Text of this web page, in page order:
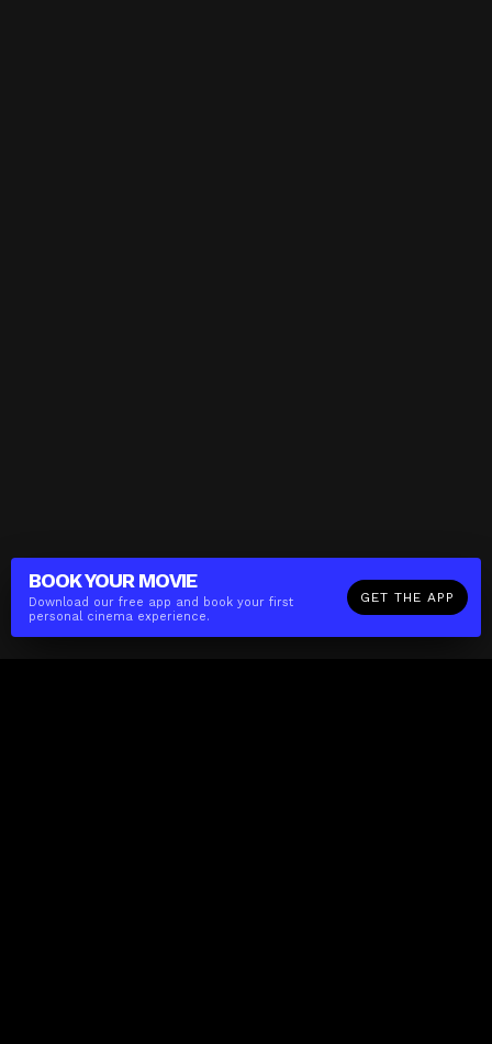
BOOK YOUR MOVIE
Download our free app and book your first
personal cinema experience.
GET THE APP